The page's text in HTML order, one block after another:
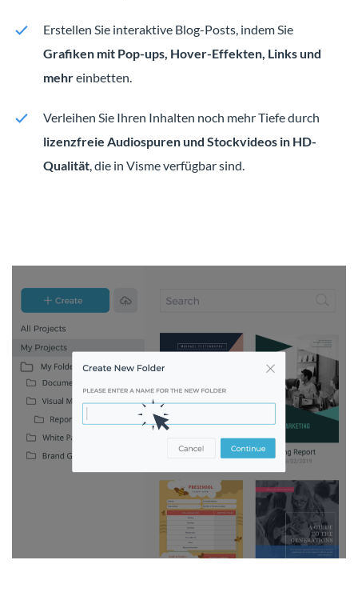
Erstellen Sie interaktive Blog-Posts, indem Sie
Grafiken mit Pop-ups, Hover-Effekten, Links und
mehreinbetten.
Verleihen Sie Ihren Inhalten noch mehr Tiefe durch
lizenzfreie Audiospuren und Stockvideos in HD-
Qualität , die in Visme verfügbar sind.